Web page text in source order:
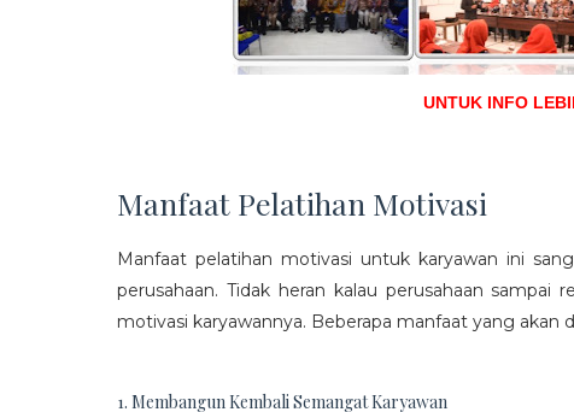
UNTUK INFO
Manfaat Pelatihan Motivasi
Manfaat pelatihan motivasi untuk karyawan ini
perusahaan. Tidak heran kalau perusahaan
motivasi karyawannya. Beberapa manfaat yang akan
1. Membangun Kembali Semangat Karyawan